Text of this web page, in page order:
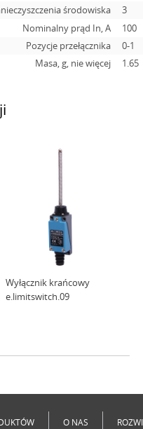
środowiska
3
Nominalny prąd In, А
100
Pozycje przełącznika
0-1
Masa, g, nie więcej
1.65
Wyłącznik krańcowy
e.limitswitch.09
O NAS